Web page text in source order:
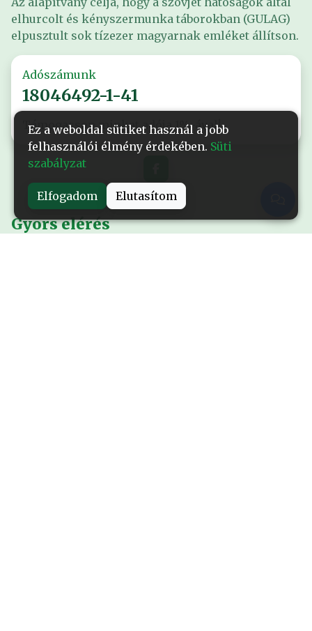
Ez a weboldal sütiket használ a jobb
felhasználói élmény érdekében. Süti
szabályzat
Elfogadom Elutasítom
elhurcolt és kényszermunka táborokban (GULAG)
elpusztult sok tízezer magyarnak emléket állítson.
Adószámunk
18046492-1-41
Támogasson minket adója 1%-ával!
Gyors elérés